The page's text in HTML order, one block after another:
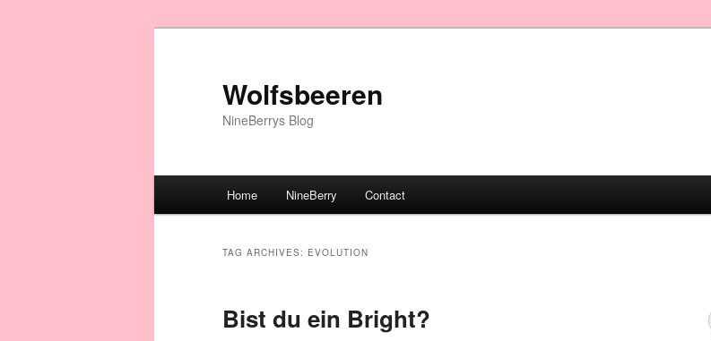
Wolfsbeeren
NineBerrys Blog
Skip to primary content
Skip to secondary content
Home NineBerry Contact
TAG ARCHIVES: EVOLUTION
Bist du ein Bright?